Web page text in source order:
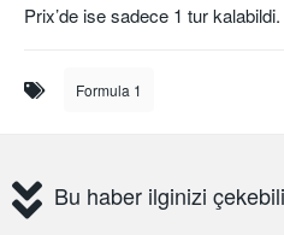
Prix’de ise sadece 1 tur kalabildi.
Formula 1
Bu haber ilginizi